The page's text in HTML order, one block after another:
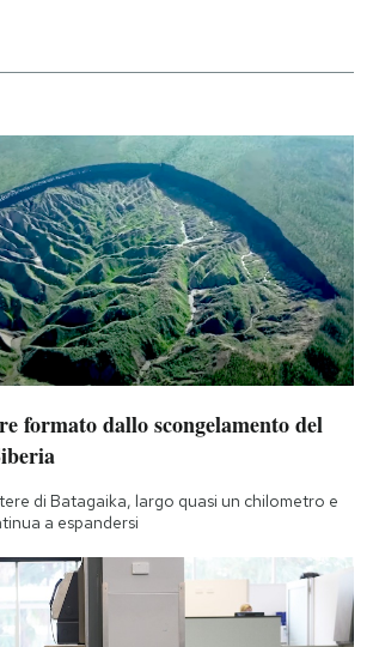
formato dallo scongelamento del
di Batagaika, largo quasi un chilometro e
a espandersi